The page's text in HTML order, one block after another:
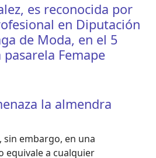
es reconocida por
en Diputación
de Moda, en el 5
Femape
la almendra
sin embargo, en una
equivale a cualquier